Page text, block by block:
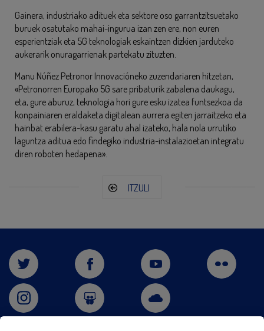
Gainera, industriako adituek eta sektore oso garrantzitsuetako
buruek osatutako mahai-ingurua izan zen ere, non euren
esperientziak eta 5G teknologiak eskaintzen dizkien jarduteko
aukerarik onuragarrienak partekatu zituzten.
Manu Núñez Petronor Innovacióneko zuzendariaren hitzetan,
«Petronorren Europako 5G sare pribaturik zabalena daukagu,
eta, gure aburuz, teknologia hori gure esku izatea funtsezkoa da
konpainiaren eraldaketa digitalean aurrera egiten jarraitzeko eta
hainbat erabilera-kasu garatu ahal izateko, hala nola urrutiko
laguntza aditua edo findegiko industria-instalazioetan integratu
diren roboten hedapena».
ITZULI